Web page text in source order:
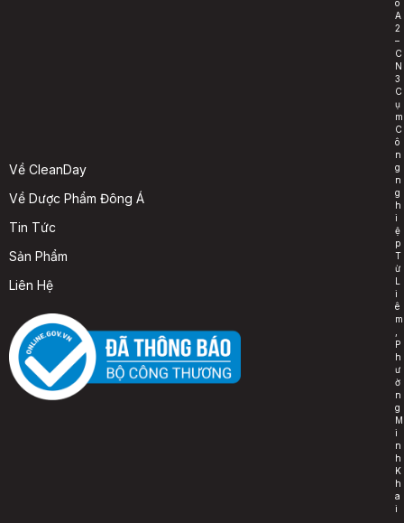
Về CleanDay
Về Dược Phẩm Đông Á
Tin Tức
Sản Phẩm
Liên Hệ
ô
A
2
–
C
N
3
C
ụ
m
C
ô
n
g
n
g
h
i
ệ
p
T
ừ
L
i
ê
m
P
h
ư
ờ
n
g
M
i
n
h
K
h
a
i